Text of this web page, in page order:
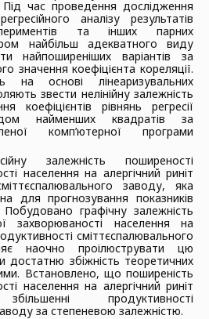
Під час проведення дослідження
аналізу результатів
та інших парних
найбільш адекватного виду
найпоширеніших варіантів за
значення коефіцієнта кореляції.
на основі лінеаризувальних
звести нелінійну залежність
коефіцієнтів рівнянь регресії
найменших квадратів за
комп’ютерної програми
залежність поширеності
населення на алергічний риніт
заводу, яка
для прогнозування показників
Побудовано графічну залежність
захворюваності населення на
сміттєспалювального
наочно проілюструвати цю
достатню збіжність теоретичних
Встановлено, що поширеність
населення на алергічний риніт
продуктивності
за степеневою залежністю.